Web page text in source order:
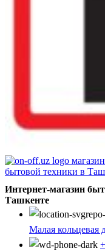
Интернет-магазин
Ташкенте
Малая кольцевая